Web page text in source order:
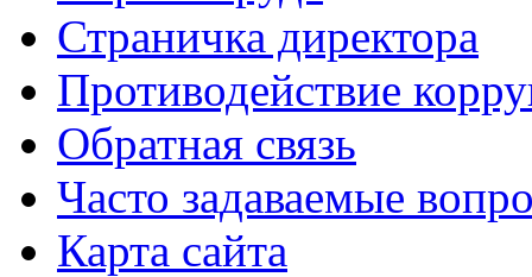
Страничка директора
Противодействие
Обратная связь
Часто задаваемые
Карта сайта